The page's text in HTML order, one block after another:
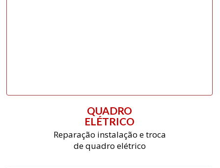
QUADRO
ELÉTRICO
Reparação instalação e troca
de quadro elétrico